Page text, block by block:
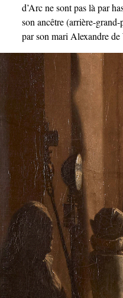
d’Arc ne sont pas là par
son ancêtre (arrière-
par son mari Alexandre